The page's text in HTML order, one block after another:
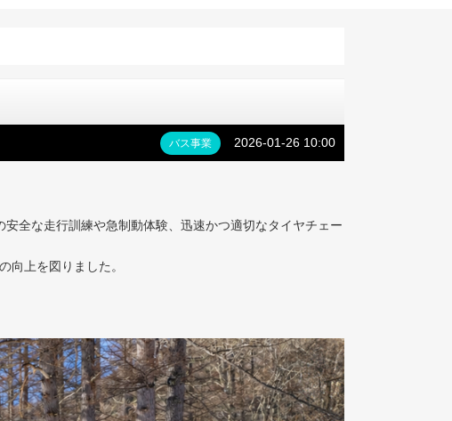
バス事業 2026-01-26 10:00
全な走行訓練や急制動体験、迅速かつ適切なタイヤチェー
向上を図りました。